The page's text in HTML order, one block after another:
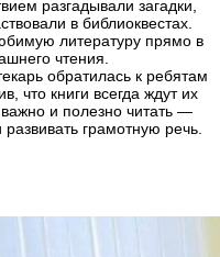
разгадывали загадки,
в библиоквестах.
литературу прямо в
чтения.
обратилась к ребятам
что книги всегда ждут их
и полезно читать —
грамотную речь.